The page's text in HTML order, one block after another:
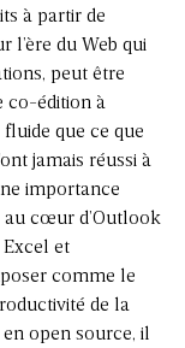
à partir de
l’ère du Web qui
peut être
co-édition à
que ce que
jamais réussi à
importance
au cœur d’Outlook
Excel et
comme le
de la
open source, il